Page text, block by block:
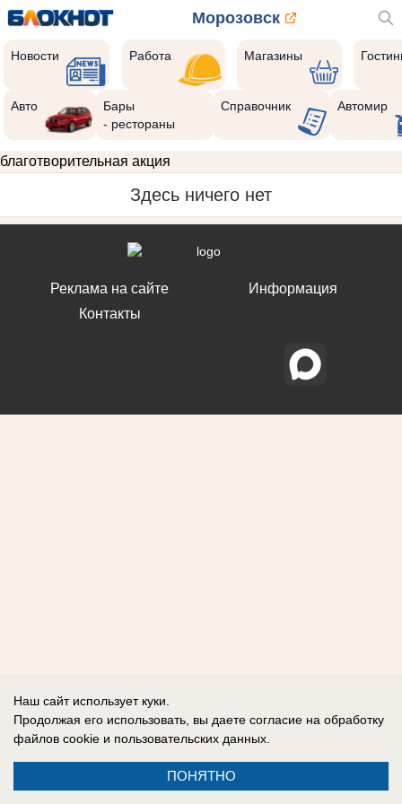
Морозовск
Новости Работа Магазины
Авто
Бары
- рестораны
Справочник Автомир
благотворительная акция
Здесь ничего нет
Реклама на сайте
Контакты
Информация
Наш сайт использует куки.
Продолжая его использовать, вы даете согласие на обработку
файлов cookie и пользовательских данных.
ПОНЯТНО